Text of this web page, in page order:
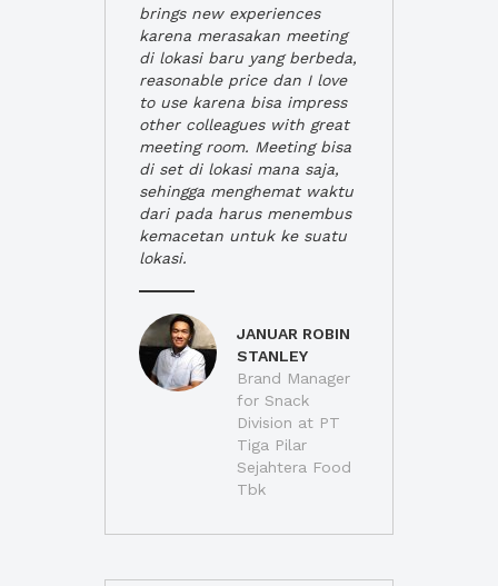
brings new experiences
karena merasakan meeting
di lokasi baru yang berbeda,
reasonable price dan I love
to use karena bisa impress
other colleagues with great
meeting room. Meeting bisa
di set di lokasi mana saja,
sehingga menghemat waktu
dari pada harus menembus
kemacetan untuk ke suatu
lokasi.
JANUAR ROBIN
STANLEY
Brand Manager
for Snack
Division at PT
Tiga Pilar
Sejahtera Food
Tbk